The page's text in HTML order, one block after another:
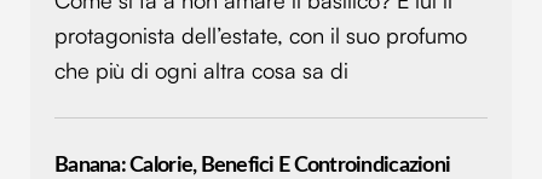
protagonista dell’estate, con il suo profumo
che più di ogni altra cosa sa di
Banana: Calorie, Benefici E Controindicazioni